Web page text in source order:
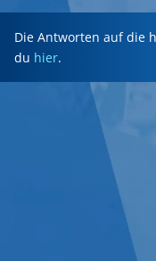
Die Antworten auf die
du hier.